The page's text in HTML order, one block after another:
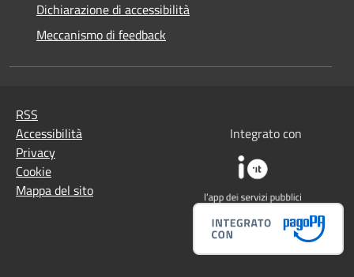
Dichiarazione di accessibilità
Meccanismo di feedback
RSS
Accessibilità
Privacy
Cookie
Mappa del sito
Integrato con